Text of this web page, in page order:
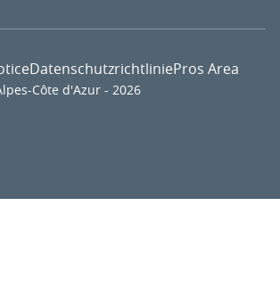
Côte d'Azur - 2026
DatenschutzrichtliniePros Area